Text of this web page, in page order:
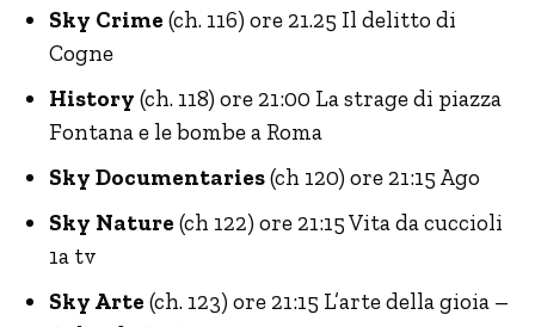
Sky Crime (ch. 116) ore 21.25 Il delitto di
Cogne
History (ch. 118) ore 21:00 La strage di piazza
Fontana e le bombe a Roma
Sky Documentaries(ch 120) ore 21:15 Ago
Sky Nature (ch 122) ore 21:15 Vita da cuccioli
1a tv
Sky Arte (ch. 123) ore 21:15 L’arte della gioia –